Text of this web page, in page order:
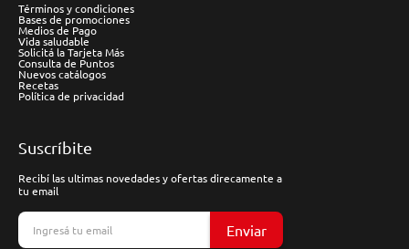
Términos y condiciones
Bases de promociones
Medios de Pago
Vida saludable
Solicitá la Tarjeta Más
Consulta de Puntos
Nuevos catálogos
Recetas
Política de privacidad
Suscríbite
Recibí las ultimas novedades y ofertas direcamente a
tu email
Enviar